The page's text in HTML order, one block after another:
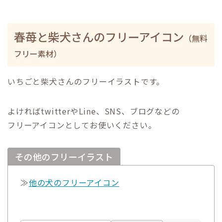
春苺と柴犬さんのフリーアイコン （無料
フリー素材）
いちごと柴犬さんのフリーイラストです。
よければtwitterやLine、SNS、ブログなどの
フリーアイコンとしてお使いください。
その他のフリーイラスト
≫他の犬のフリーアイコン